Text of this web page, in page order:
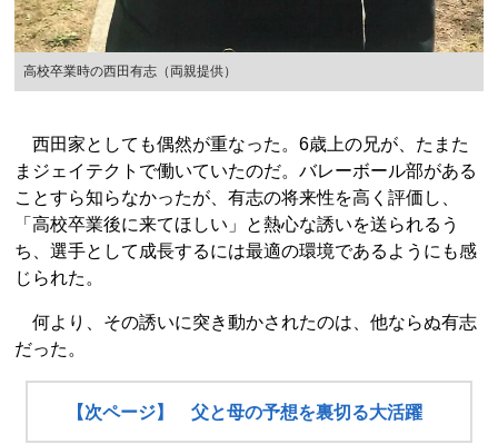
高校卒業時の西田有志（両親提供）
西田家としても偶然が重なった。6歳上の兄が、たまた
まジェイテクトで働いていたのだ。バレーボール部がある
ことすら知らなかったが、有志の将来性を高く評価し、
「高校卒業後に来てほしい」と熱心な誘いを送られるう
ち、選手として成長するには最適の環境であるようにも感
じられた。
何より、その誘いに突き動かされたのは、他ならぬ有志
だった。
【次ページ】 父と母の予想を裏切る大活躍